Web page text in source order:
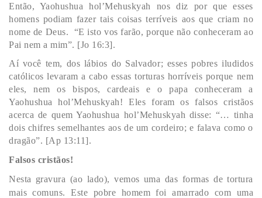
Então, Yaohushua hol’Mehuskyah nos diz por que esses
homens podiam fazer tais coisas terríveis aos que criam no
nome de Deus. “E isto vos farão, porque não conheceram ao
Pai nem a mim”. [Jo 16:3].
Aí você tem, dos lábios do Salvador; esses pobres iludidos
católicos levaram a cabo essas torturas horríveis porque nem
eles, nem os bispos, cardeais e o papa conheceram a
Yaohushua hol’Mehuskyah! Eles foram os falsos cristãos
acerca de quem Yaohushua hol’Mehuskyah disse: “… tinha
dois chifres semelhantes aos de um cordeiro; e falava como o
dragão”. [Ap 13:11].
Falsos cristãos!
Nesta gravura (ao lado), vemos uma das formas de tortura
mais comuns. Este pobre homem foi amarrado com uma